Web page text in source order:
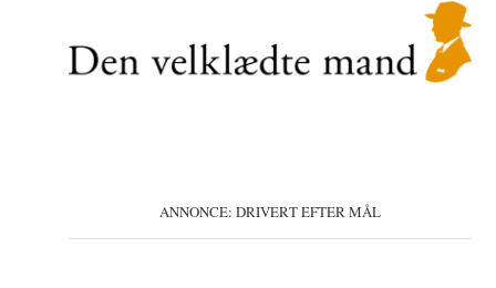
ANNONCE: DRIVERT EFTER MÅL